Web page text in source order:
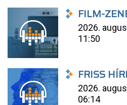
FILM-
2026.
11:50
FRISS
2026.
06:14